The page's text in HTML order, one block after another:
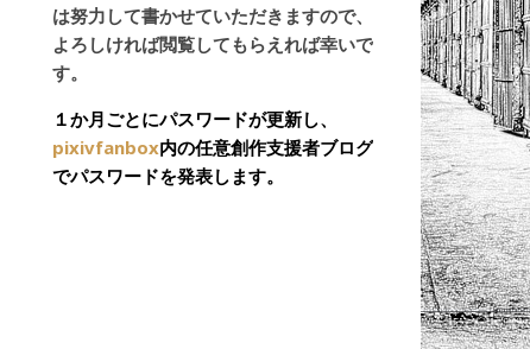
は努力して書かせていただきますので、
よろしければ閲覧してもらえれば幸いで
す。
１か月ごとにパスワードが更新し、
pixivfanbox内の任意創作支援者ブログ
でパスワードを発表します。